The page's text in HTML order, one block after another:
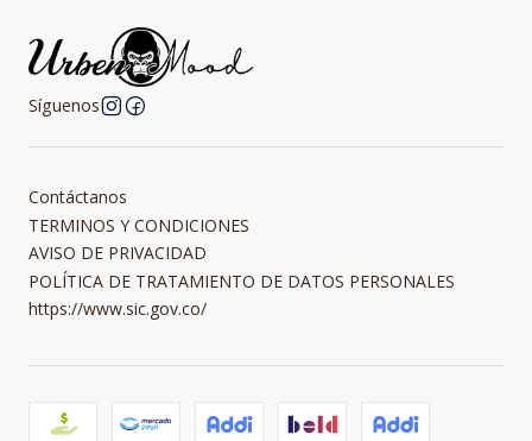
Síguenos
Contáctanos
TERMINOS Y CONDICIONES
AVISO DE PRIVACIDAD
POLÍTICA DE TRATAMIENTO DE DATOS PERSONALES
https://www.sic.gov.co/